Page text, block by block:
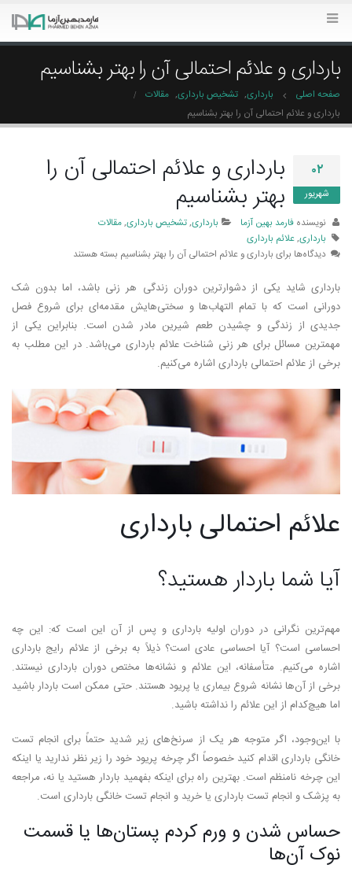
بارداری و علائم احتمالی آن را بهتر بشناسیم
صفحه اصلی بارداری, تشخیص بارداری, مقالات
بارداری و علائم احتمالی آن را بهتر بشناسیم
۰۲
شهریور
بارداری و علائم احتمالی آن را
بهتر بشناسیم
نویسنده فارمد بهین آزما بارداری,تشخیص بارداری,مقالات
بارداری,علائم بارداری
دیدگاه‌ها برای بارداری و علائم احتمالی آن را بهتر بشناسیم بسته هستند
بارداری شاید یکی از دشوارترین دوران زندگی هر زنی باشد، اما بدون شک
دورانی است که با تمام التهاب‌ها و سختی‌هایش مقدمه‌ای برای شروع فصل
جدیدی از زندگی و چشیدن طعم شیرین مادر شدن است. بنابراین یکی از
مهمترین مسائل برای هر زنی شناخت علائم بارداری می‌باشد. در این مطلب به
برخی از علائم احتمالی بارداری اشاره می‌کنیم.
علائم احتمالی بارداری
آیا شما باردار هستید؟
مهم‌ترین نگرانی در دوران اولیه بارداری و پس ‌از آن این است که: این چه
احساسی است؟ آیا احساسی عادی است؟ ذیلاً به برخی از علائم رایج بارداری
اشاره می‌کنیم. متأسفانه، این علائم و نشانه‌ها مختص دوران بارداری نیستند.
برخی از آن‌ها نشانه شروع بیماری یا پریود هستند. حتی ممکن است باردار باشید
اما هیچ‌کدام از این علائم را نداشته باشید.
با این‌وجود، اگر متوجه هر یک از سرنخ‌های زیر شدید حتماً برای انجام تست
خانگی بارداری اقدام کنید خصوصاً اگر چرخه پریود خود را زیر نظر ندارید یا اینکه
این چرخه نامنظم است. بهترین راه برای اینکه بفهمید باردار هستید یا نه، مراجعه
به پزشک و انجام تست بارداری یا خرید و انجام تست خانگی بارداری است.
حساس شدن و ورم کردم پستان‌ها یا قسمت
نوک آن‌ها